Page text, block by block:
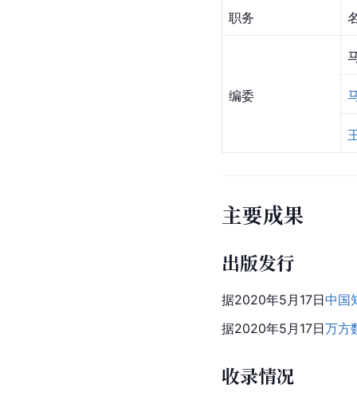
职务
编委
主要成果
出版发行
据2020年5月17日中国
据2020年5月17日万方
收录情况